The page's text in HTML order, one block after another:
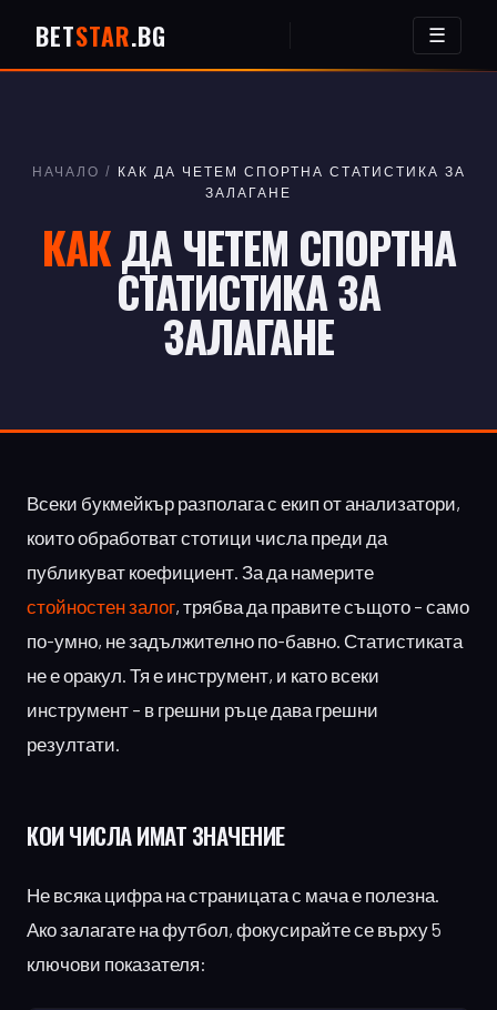
BETSTAR.BG ☰
НАЧАЛО / КАК ДА ЧЕТЕМ СПОРТНА СТАТИСТИКА ЗА
ЗАЛАГАНЕ
КАКДА ЧЕТЕМ СПОРТНА
СТАТИСТИКА ЗА
ЗАЛАГАНЕ
Всеки букмейкър разполага с екип от анализатори,
които обработват стотици числа преди да
публикуват коефициент. За да намерите
стойностен залог, трябва да правите същото – само
по-умно, не задължително по-бавно. Статистиката
не е оракул. Тя е инструмент, и като всеки
инструмент – в грешни ръце дава грешни
резултати.
КОИ ЧИСЛАИМАТ ЗНАЧЕНИЕ
Не всяка цифра на страницата с мача е полезна.
Ако залагате на футбол, фокусирайте се върху 5
ключови показателя: